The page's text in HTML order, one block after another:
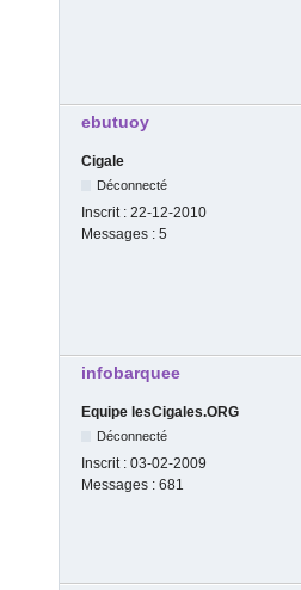
ebutuoy
Cigale
Déconnecté
Inscrit : 22-12-2010
Messages : 5
infobarquee
Equipe lesCigales.ORG
Déconnecté
Inscrit : 03-02-2009
Messages : 681